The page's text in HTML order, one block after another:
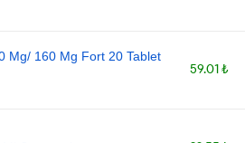
Mg/ 160 Mg Fort 20 Tablet
59.01 ₺